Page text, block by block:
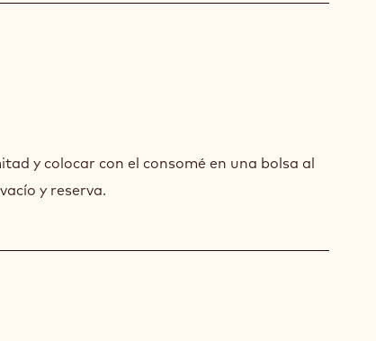
y colocar con el consomé en una bolsa al
y reserva.